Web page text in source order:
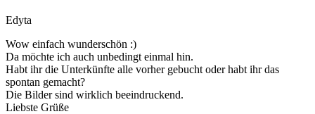
Edyta
Wow einfach wunderschön :)
Da möchte ich auch unbedingt einmal hin.
Habt ihr die Unterkünfte alle vorher gebucht oder habt ihr das
spontan gemacht?
Die Bilder sind wirklich beeindruckend.
Liebste Grüße